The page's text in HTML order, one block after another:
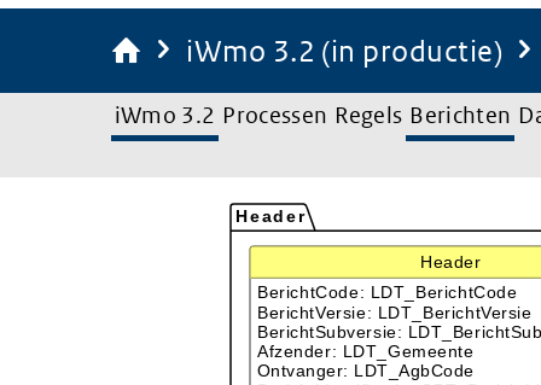
iWmo 3.2 (in productie)
iWmo 3.2 Processen Regels Berichten